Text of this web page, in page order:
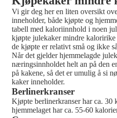
Vi gir deg her en liten oversikt
inneholder, både kjøpte og
tabell med kaloriinnhold i noen
kjøpte julekaker mindre kaloririke
de kjøpte er relativt små og ikke
Når det gjelder hjemmelagde
næringsinnholdet helt an på den
på kakene, så det er umulig å si
kaker inneholder.
Berlinerkranser
Kjøpte berlinerkranser har ca. 30
hjemmelaget har ca. 55-60